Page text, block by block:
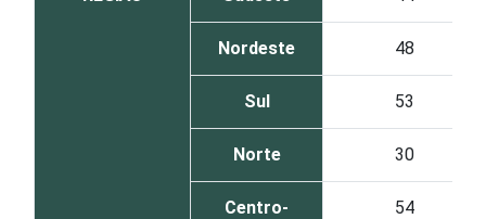
Nordeste 48
Sul 53
Norte 30
Centro-
54